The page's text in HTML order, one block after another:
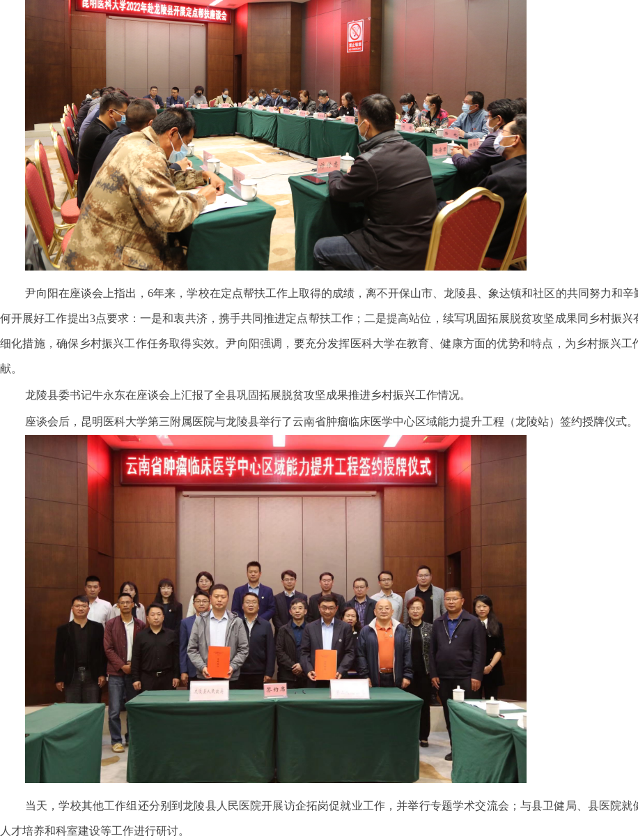
尹向阳在座谈会上指出，6年来，学校在定点帮扶工作上取得的成绩，离不开保山市、龙陵县、象达镇和社区的共同努力和辛
何开展好工作提出3点要求：一是和衷共济，携手共同推进定点帮扶工作；二是提高站位，续写巩固拓展脱贫攻坚成果同乡村振兴
细化措施，确保乡村振兴工作任务取得实效。尹向阳强调，要充分发挥医科大学在教育、健康方面的优势和特点，为乡村振兴工
献。
龙陵县委书记牛永东在座谈会上汇报了全县巩固拓展脱贫攻坚成果推进乡村振兴工作情况。
座谈会后，昆明医科大学第三附属医院与龙陵县举行了云南省肿瘤临床医学中心区域能力提升工程（龙陵站）签约授牌仪式。
当天，学校其他工作组还分别到龙陵县人民医院开展访企拓岗促就业工作，并举行专题学术交流会；与县卫健局、县医院就
人才培养和科室建设等工作进行研讨。